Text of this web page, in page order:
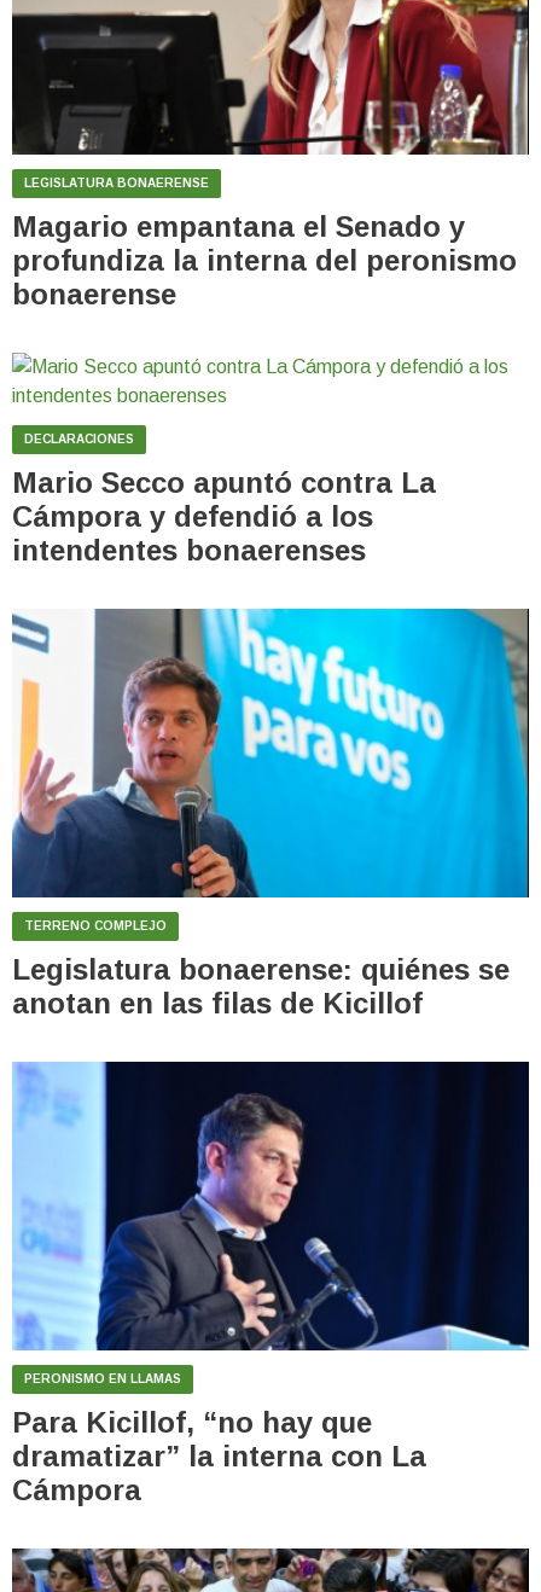
LEGISLATURA BONAERENSE
Magario empantana el Senado y
profundiza la interna del peronismo
bonaerense
DECLARACIONES
Mario Secco apuntó contra La
Cámpora y defendió a los
intendentes bonaerenses
TERRENO COMPLEJO
Legislatura bonaerense: quiénes se
anotan en las filas de Kicillof
PERONISMO EN LLAMAS
Para Kicillof, “no hay que
dramatizar” la interna con La
Cámpora